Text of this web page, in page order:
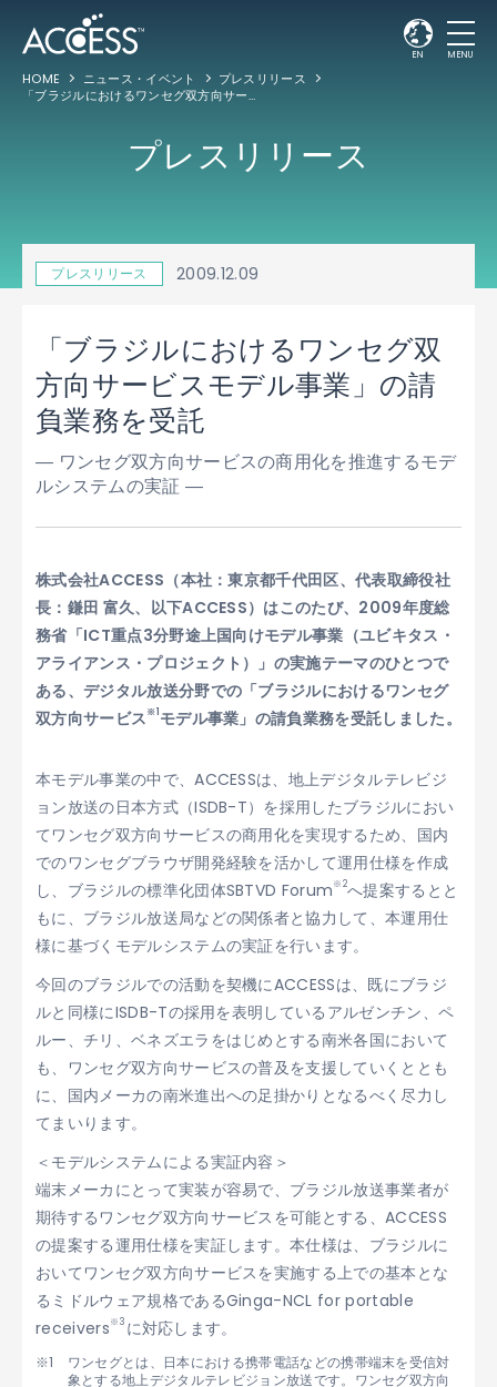
EN MENU
HOME ニュース・イベント
プレスリリース
「ブラジルにおけるワンセグ双方向サービスモデル事業」の請負業務を受託
プレスリリース
プレスリリース 2009.12.09
「ブラジルにおけるワンセグ双
方向サービスモデル事業」の請
負業務を受託
― ワンセグ双方向サービスの商用化を推進するモデ
ルシステムの実証 ―
株式会社ACCESS（本社：東京都千代田区、代表取締役社
長：鎌田 富久、以下ACCESS）はこのたび、2009年度総
務省「ICT重点3分野途上国向けモデル事業（ユビキタス・
アライアンス・プロジェクト）」の実施テーマのひとつで
ある、デジタル放送分野での「ブラジルにおけるワンセグ
双方向サービス※1モデル事業」の請負業務を受託しました。
本モデル事業の中で、ACCESSは、地上デジタルテレビジ
ョン放送の日本方式（ISDB-T）を採用したブラジルにおい
てワンセグ双方向サービスの商用化を実現するため、国内
でのワンセグブラウザ開発経験を活かして運用仕様を作成
し、ブラジルの標準化団体SBTVD Forum※2へ提案するとと
もに、ブラジル放送局などの関係者と協力して、本運用仕
様に基づくモデルシステムの実証を行います。
今回のブラジルでの活動を契機にACCESSは、既にブラジ
ルと同様にISDB-Tの採用を表明しているアルゼンチン、ペ
ルー、チリ、ベネズエラをはじめとする南米各国において
も、ワンセグ双方向サービスの普及を支援していくととも
に、国内メーカの南米進出への足掛かりとなるべく尽力し
てまいります。
＜モデルシステムによる実証内容＞
端末メーカにとって実装が容易で、ブラジル放送事業者が
期待するワンセグ双方向サービスを可能とする、ACCESS
の提案する運用仕様を実証します。本仕様は、ブラジルに
おいてワンセグ双方向サービスを実施する上での基本とな
るミドルウェア規格であるGinga-NCL for portable
receivers※3 に対応します。
ワンセグとは、日本における携帯電話などの携帯端末を受信対
象とする地上デジタルテレビジョン放送です。ワンセグ双方向